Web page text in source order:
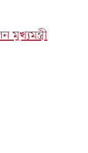
মুখ্যমন্ত্রী